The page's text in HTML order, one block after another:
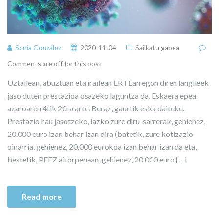
Sonia González 2020-11-04
Sailkatu gabea
Comments are off for this post
Uztailean, abuztuan eta irailean ERTEan egon diren langileek
jaso duten prestazioa osazeko laguntza da. Eskaera epea:
azaroaren 4tik 20ra arte. Beraz, gaurtik eska daiteke.
Prestazio hau jasotzeko, iazko zure diru-sarrerak, gehienez,
20.000 euro izan behar izan dira (batetik, zure kotizazio
oinarria, gehienez, 20.000 eurokoa izan behar izan da eta,
bestetik, PFEZ aitorpenean, gehienez, 20.000 euro […]
Read more